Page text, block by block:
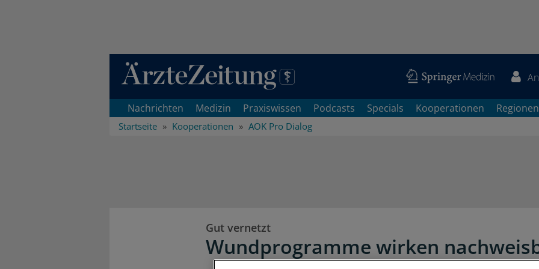
Direkt zum Inhaltsbereich
Nachrichten Medizin Praxiswissen Podcasts Specials Kooperationen Regionen
Startseite Kooperationen AOK Pro Dialog
Gut vernetzt
Wundprogramme wirken